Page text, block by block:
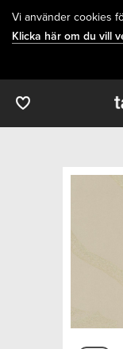
Vi använder cookies
Klicka här om du vill